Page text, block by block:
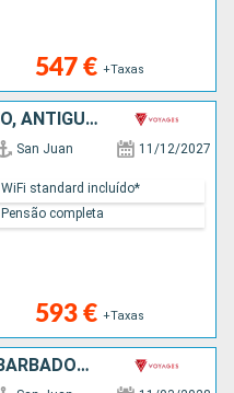
547 € +Taxas
PORTO RICO, SÃO MARTINHO, ANTÍGUA E BARBUDA, SANTA LÚCIA, ARUBA
San Juan 11/12/2027
593 € +Taxas
WiFi standard incluído*
Pensão completa
PORTO RICO, SÃO TOMÁS, BARBADOS, MARTINICA, DOMINICA, SÃO MARTINHO